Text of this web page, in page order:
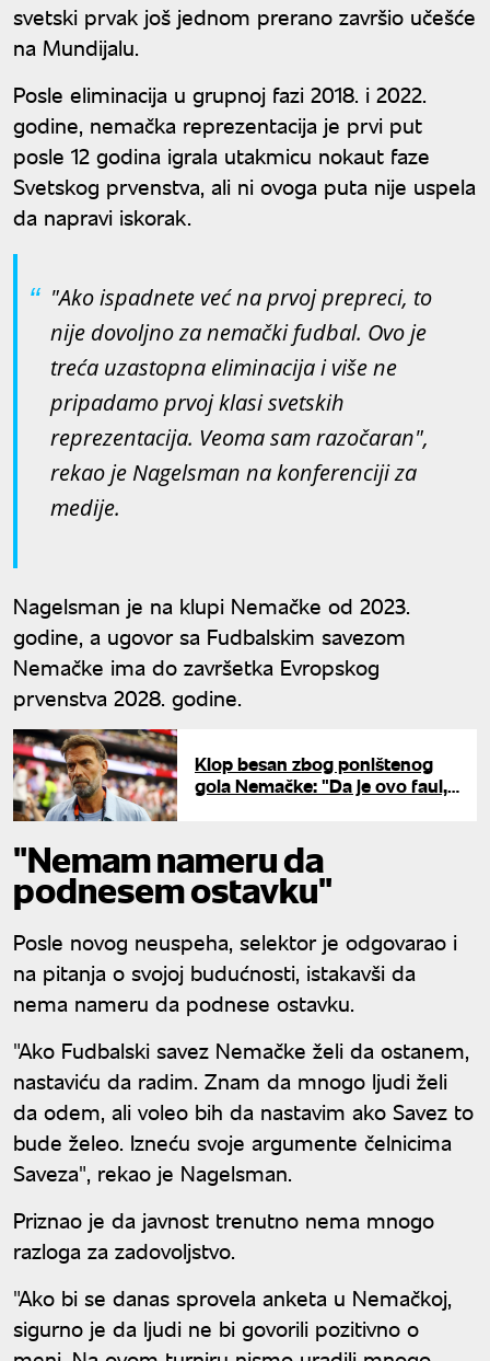
svetski prvak još jednom prerano završio učešće
na Mundijalu.
Posle eliminacija u grupnoj fazi 2018. i 2022.
godine, nemačka reprezentacija je prvi put
posle 12 godina igrala utakmicu nokaut faze
Svetskog prvenstva, ali ni ovoga puta nije uspela
da napravi iskorak.
"Ako ispadnete već na prvoj prepreci, to
nije dovoljno za nemački fudbal. Ovo je
treća uzastopna eliminacija i više ne
pripadamo prvoj klasi svetskih
reprezentacija. Veoma sam razočaran",
rekao je Nagelsman na konferenciji za
medije.
Nagelsman je na klupi Nemačke od 2023.
godine, a ugovor sa Fudbalskim savezom
Nemačke ima do završetka Evropskog
prvenstva 2028. godine.
Klop besan zbog poništenog
gola Nemačke: "Da je ovo faul,
"Nemam nameru da
podnesem ostavku"
Posle novog neuspeha, selektor je odgovarao i
na pitanja o svojoj budućnosti, istakavši da
nema nameru da podnese ostavku.
"Ako Fudbalski savez Nemačke želi da ostanem,
nastaviću da radim. Znam da mnogo ljudi želi
da odem, ali voleo bih da nastavim ako Savez to
bude želeo. Izneću svoje argumente čelnicima
Saveza", rekao je Nagelsman.
Priznao je da javnost trenutno nema mnogo
razloga za zadovoljstvo.
"Ako bi se danas sprovela anketa u Nemačkoj,
sigurno je da ljudi ne bi govorili pozitivno o